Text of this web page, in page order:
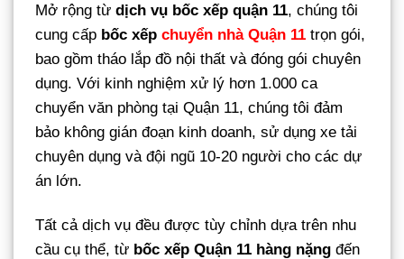
Mở rộng từ dịch vụ bốc xếp quận 11, chúng tôi
cung cấp bốc xếp chuyển nhà Quận 11 trọn gói,
bao gồm tháo lắp đồ nội thất và đóng gói chuyên
dụng. Với kinh nghiệm xử lý hơn 1.000 ca
chuyển văn phòng tại Quận 11, chúng tôi đảm
bảo không gián đoạn kinh doanh, sử dụng xe tải
chuyên dụng và đội ngũ 10-20 người cho các dự
án lớn.
Tất cả dịch vụ đều được tùy chỉnh dựa trên nhu
cầu cụ thể, từ bốc xếp Quận 11 hàng nặng đến